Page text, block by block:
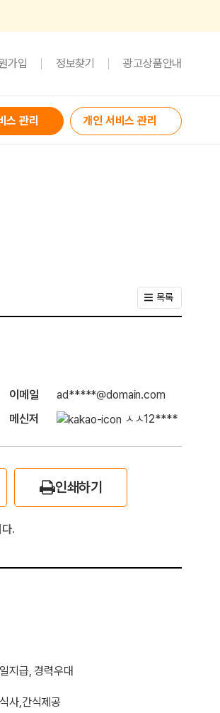
가입 정보찾기 광고상품안내
스 관리 개인 서비스 관리
목록
이메일
ad*****@domain.com
메신저 ㅅㅅ12****
인쇄하기
.
지급, 경력우대
사,간식제공